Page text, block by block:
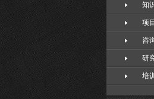
知
项
咨
研
培